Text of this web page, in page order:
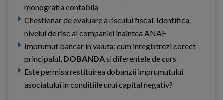
monografia contabila
Chestionar de evaluare a riscului fiscal. Identifica
nivelul de risc al companiei inaintea ANAF
Imprumut bancar in valuta: cum inregistrezi corect
principalul, DOBANDAsi diferentele de curs
Este permisa restituirea dobanzii imprumutului
asociatului in conditiile unui capital negativ?